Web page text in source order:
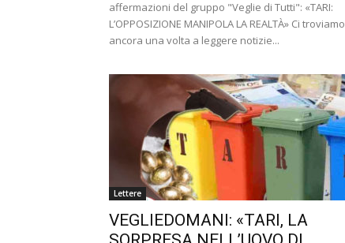
affermazioni del gruppo "Veglie di Tutti": «TARI:
L’OPPOSIZIONE MANIPOLA LA REALTÀ» Ci troviamo
ancora una volta a leggere notizie...
Lettere
VEGLIEDOMANI: «TARI, LA